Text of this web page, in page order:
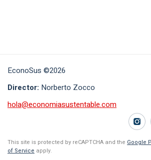
EconoSus ©2026
Director: Norberto Zocco
hola@economiasustentable.com
This site is protected by reCAPTCHA and the Google
of Service apply.